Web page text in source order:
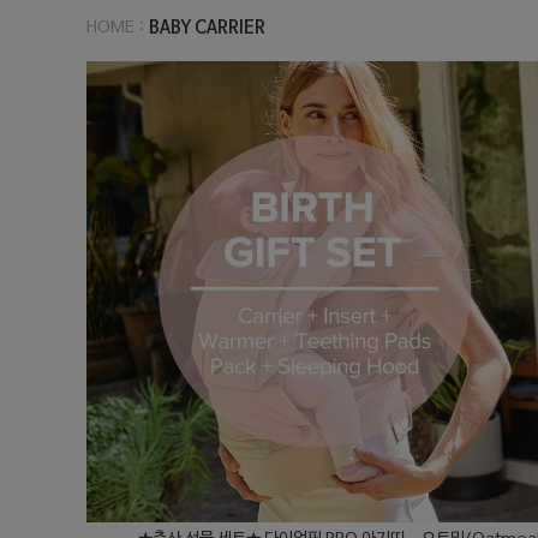
HOME : BABY CARRIER